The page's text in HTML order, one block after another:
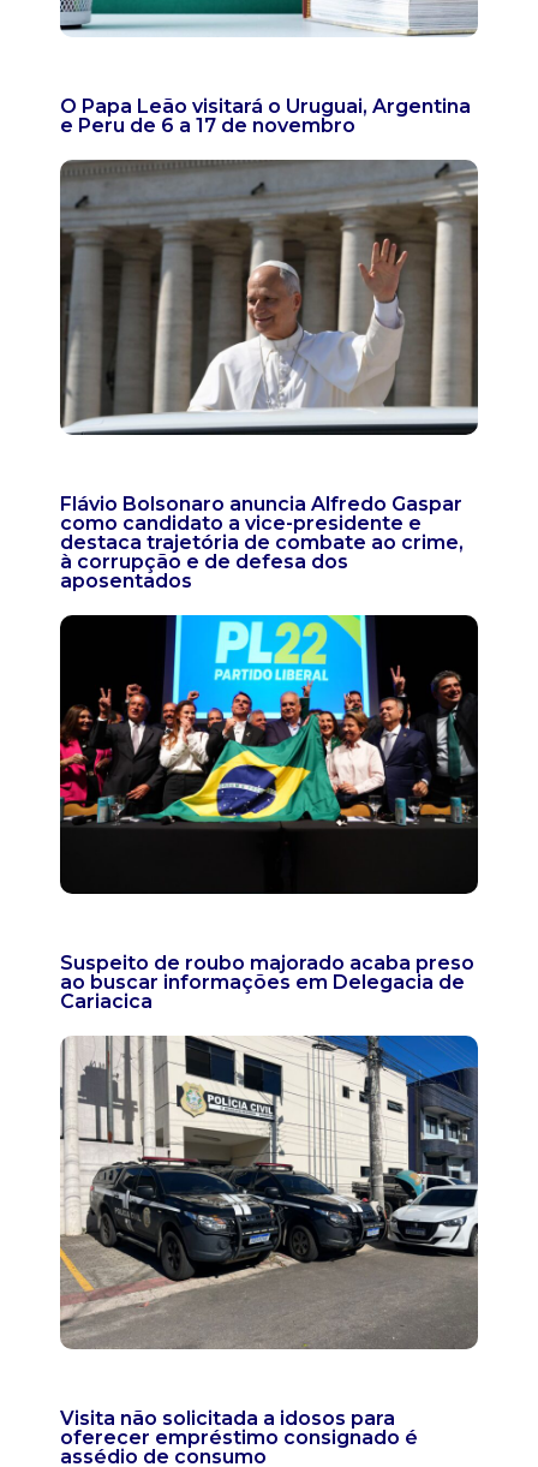
O Papa Leão visitará o Uruguai, Argentina
e Peru de 6 a 17 de novembro
Flávio Bolsonaro anuncia Alfredo Gaspar
como candidato a vice-presidente e
destaca trajetória de combate ao crime,
à corrupção e de defesa dos
aposentados
Suspeito de roubo majorado acaba preso
ao buscar informações em Delegacia de
Cariacica
Visita não solicitada a idosos para
oferecer empréstimo consignado é
assédio de consumo